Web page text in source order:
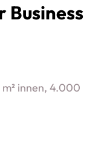
Business
innen, 4.000